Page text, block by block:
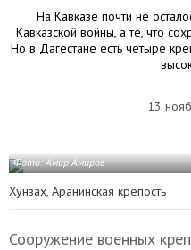
На Кавказе почти не
Кавказской войны, а те, что
Но в Дагестане есть четыре
13
Фото: Амир Амиров
Хунзах, Аранинская крепость
Сооружение военных